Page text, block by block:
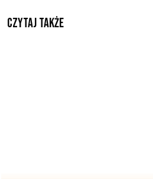
Czytaj także